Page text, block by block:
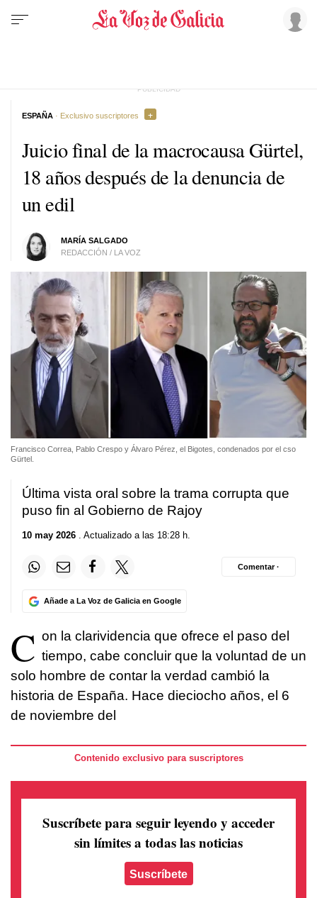
Juicio final de la macrocausa Gürtel,
18 años después de la denuncia de
un edil
MARÍA SALGADO
REDACCIÓN / LA VOZ
ESPAÑA · Exclusivo suscriptores
Francisco Correa, Pablo Crespo y Álvaro Pérez, el Bigotes, condenados por el cso
Gürtel.
Última vista oral sobre la trama corrupta que
puso fin al Gobierno de Rajoy
10 may 2026 . Actualizado a las 18:28 h.
Añade a La Voz de Galicia en Google
Comentar ·
C on la clarividencia que ofrece el paso del
tiempo, cabe concluir que la voluntad de un
solo hombre de contar la verdad cambió la
historia de España. Hace dieciocho años, el 6
de noviembre del
Contenido exclusivo para suscriptores
Suscríbete para seguir leyendo y acceder
sin límites a todas las noticias
Suscríbete